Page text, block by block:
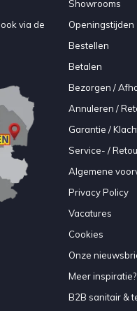
via de
Showrooms
Openingstijden
Bestellen
Betalen
Bezorgen /
Annuleren /
Garantie /
Service- /
Algemene
Privacy Policy
Vacatures
Cookies
Onze
Meer inspiratie?
B2B sanitair &